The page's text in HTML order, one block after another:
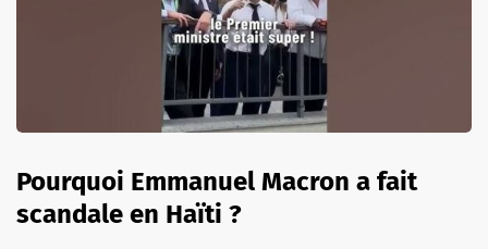
Pourquoi Emmanuel Macron a fait
scandale en Haïti ?